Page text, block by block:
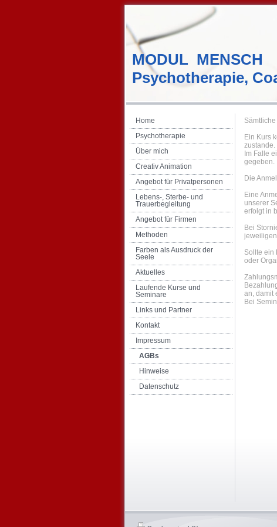
MODUL MENSCH
Psychotherapie,
Home
Psychotherapie
Über mich
Creativ Animation
Angebot für Privatpersonen
Lebens-, Sterbe- und
Trauerbegleitung
Angebot für Firmen
Methoden
Farben als Ausdruck der
Seele
Aktuelles
Laufende Kurse und
Seminare
Links und Partner
Kontakt
Impressum
AGBs
Hinweise
Datenschutz
Ein Kurs
Im Falle
gegeben.
Die
Eine
unserer
erfolgt in
Bei
Sollte ein
oder
an, damit
Bei